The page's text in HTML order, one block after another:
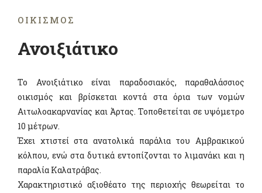
ΟΙΚΙΣΜΌΣ
Ανοιξιάτικο
Το Ανοιξιάτικο είναι παραδοσιακός, παραθαλάσσιος
οικισμός και βρίσκεται κοντά στα όρια των νομών
Αιτωλοακαρνανίας και Άρτας. Τοποθετείται σε υψόμετρο
10 μέτρων.
Έχει χτιστεί στα ανατολικά παράλια του Αμβρακικού
κόλπου, ενώ στα δυτικά εντοπίζονται το λιμανάκι και η
παραλία Καλατράβας.
Χαρακτηριστικό αξιοθέατο της περιοχής θεωρείται το